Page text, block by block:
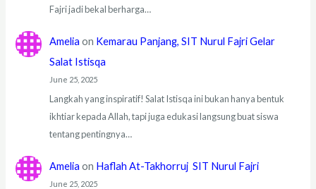
Fajri jadi bekal berharga…
Amelia on Kemarau Panjang, SIT Nurul Fajri Gelar
Salat Istisqa
June 25, 2025
Langkah yang inspiratif! Salat Istisqa ini bukan hanya bentuk
ikhtiar kepada Allah, tapi juga edukasi langsung buat siswa
tentang pentingnya…
Amelia on Haflah At-Takhorruj SIT Nurul Fajri
June 25, 2025